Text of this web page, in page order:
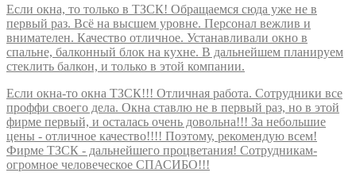
Если окна, то только в ТЗСК! Обращаемся сюда уже не в
первый раз. Всё на высшем уровне. Персонал вежлив и
внимателен. Качество отличное. Устанавливали окно в
спальне, балконный блок на кухне. В дальнейшем планируем
стеклить балкон, и только в этой компании.
Если окна-то окна ТЗСК!!! Отличная работа. Сотрудники все
проффи своего дела. Окна ставлю не в первый раз, но в этой
фирме первый, и осталась очень довольна!!! За небольшие
цены - отличное качество!!!! Поэтому, рекомендую всем!
Фирме ТЗСК - дальнейшего процветания! Сотрудникам-
огромное человеческое СПАСИБО!!!